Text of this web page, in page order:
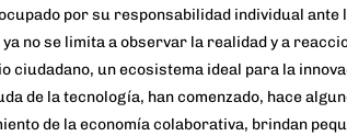
por su responsabilidad individual ante
no se limita a observar la realidad y a
ciudadano, un ecosistema ideal para la
de la tecnología, han comenzado, hace
de la economía colaborativa, brindan